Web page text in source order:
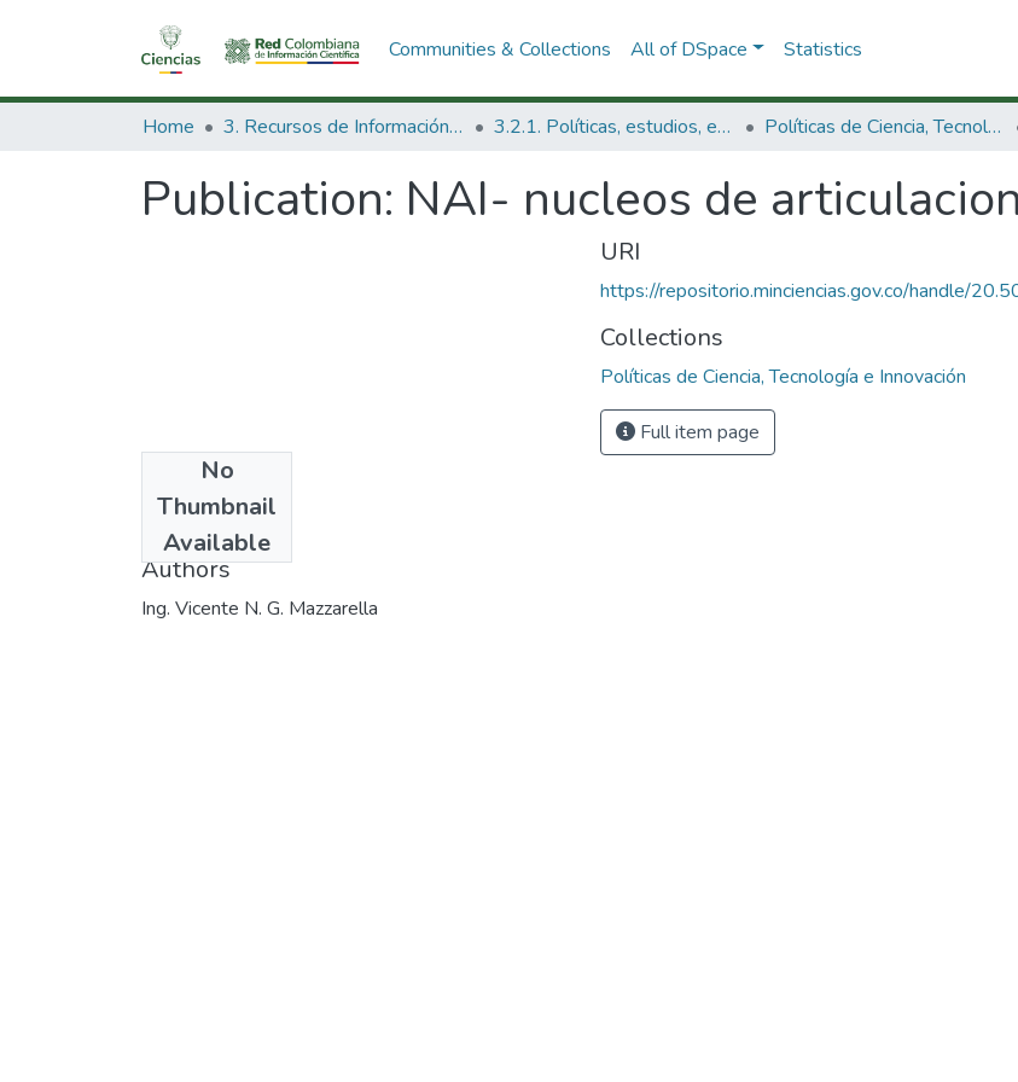
Communities & Collections All of DSpace Statistics
Home 3. Recursos de Información Científica y Tecnológica 3.2.1. Políticas, estudios, evaluaciones e indicadores de CTeI Políticas de Ciencia, Tecnología e Innovación
Publication: NAI- nucleos de
No
Thumbnail
Available
1985
Authors
Ing. Vicente N. G. Mazzarella
URI
https://repositorio.minciencias.gov.co/handle/
Collections
Políticas de Ciencia, Tecnología e Innovación
Full item page